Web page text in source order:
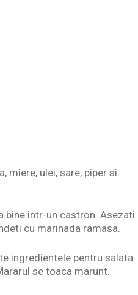
miere, ulei, sare, piper si
bine intr-un castron. Asezati
cu marinada ramasa.
ingredientele pentru salata
se toaca marunt.